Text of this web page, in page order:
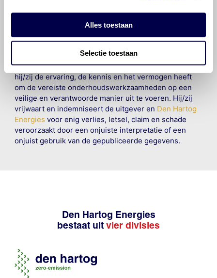
Alles toestaan
Selectie toestaan
en compleet mogelijk zijn, wordt geen
aansprakelijkheid aanvaard, anders dan waartoe een
veroorzaakt door fouten of omissies in de verstrekte
informatie. Door deze olieaanbevelingsinformatie te
raadplegen en te gebruiken erkent de gebruiker dat
hij/zij de ervaring, de kennis en het vermogen heeft
om de vereiste onderhoudswerkzaamheden op een
veilige en verantwoorde manier uit te voeren. Hij/zij
vrijwaart en indemniseert de uitgever en Den Hartog
Energies voor enig verlies, letsel, claim en schade
veroorzaakt door een onjuiste interpretatie of een
onjuist gebruik van de gepubliceerde gegevens.
Den Hartog Energies
bestaat uit vier divisies